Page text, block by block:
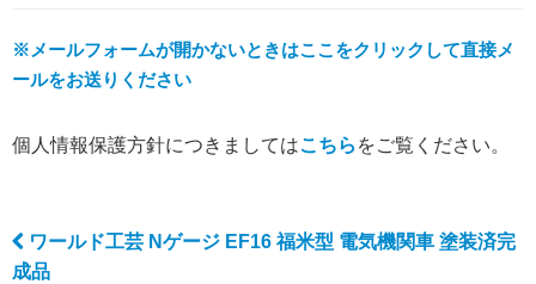
※メールフォームが開かないときはここをクリックして直接メ
ールをお送りください
個人情報保護方針につきましてはこちら をご覧ください。
Post navigation
ワールド工芸 Nゲージ EF16 福米型 電気機関車 塗装済完
成品